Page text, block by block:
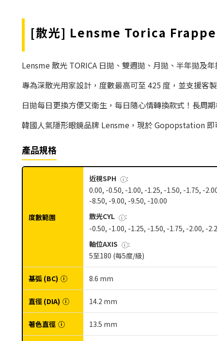
[散光] Lensme Torica Frappe
Lensme 散光 TORICA 日拋、雙週拋、月拋、半年拋及
專為深散光用家設計，度數最高可至 425 度，並支援客
日拋每日更換方便又衛生，每日隨心情轉換款式！長周
韓國人氣隱形眼鏡品牌 Lensme，現於 Gopopstation
產品規格
度數範圍
近視SPH ⓘ:
0.00, -0.50, -1.00, -1.25, -1.50, -1.75, -
-8.50, -9.00, -9.50, -10.00
散光CYL ⓘ:
-0.50, -1.00, -1.25, -1.50, -1.75, -2.00, -
軸位AXIS ⓘ:
5至180 (每5度/級)
基弧 (BC) ⓘ 8.6 mm
直徑 (DIA) ⓘ 14.2 mm
著色直徑 ⓘ 13.5 mm